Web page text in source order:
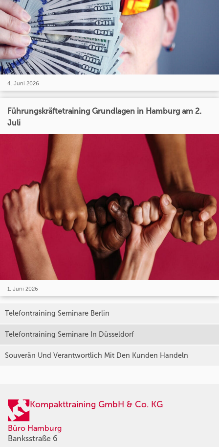
4. Juni 2026
Führungskräftetraining Grundlagen in Hamburg am 2.
Juli
1. Juni 2026
Telefontraining Seminare Berlin
Telefontraining Seminare In Düsseldorf
Souverän Und Verantwortlich Mit Den Kunden Handeln
Kompakttraining GmbH & Co. KG
Büro Hamburg
Banksstraße 6